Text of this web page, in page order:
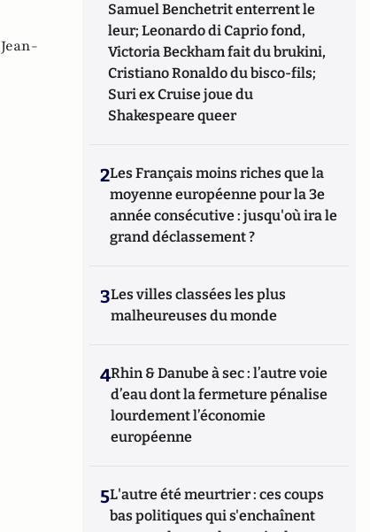
Jean-
Samuel Benchetrit enterrent le
leur; Leonardo di Caprio fond,
Victoria Beckham fait du brukini,
Cristiano Ronaldo du bisco-fils;
Suri ex Cruise joue du
Shakespeare queer
2Les Français moins riches que la
moyenne européenne pour la 3e
année consécutive : jusqu'où ira le
grand déclassement ?
3Les villes classées les plus
malheureuses du monde
4Rhin & Danube à sec : l’autre voie
d’eau dont la fermeture pénalise
lourdement l’économie
européenne
5L'autre été meurtrier : ces coups
bas politiques qui s'enchaînent